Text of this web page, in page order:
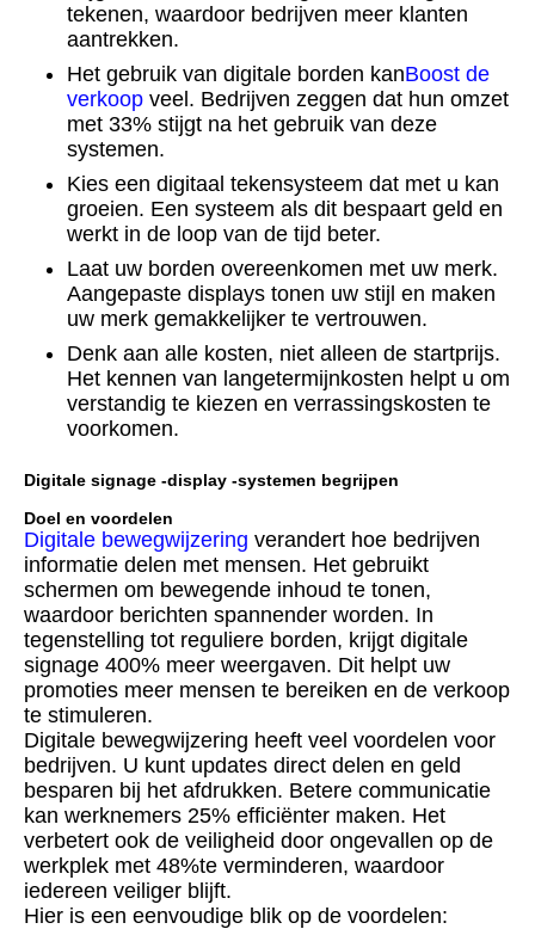
tekenen, waardoor bedrijven meer klanten
aantrekken.
Het gebruik van digitale borden kanBoost de
verkoop veel. Bedrijven zeggen dat hun omzet
met 33% stijgt na het gebruik van deze
systemen.
Kies een digitaal tekensysteem dat met u kan
groeien. Een systeem als dit bespaart geld en
werkt in de loop van de tijd beter.
Laat uw borden overeenkomen met uw merk.
Aangepaste displays tonen uw stijl en maken
uw merk gemakkelijker te vertrouwen.
Denk aan alle kosten, niet alleen de startprijs.
Het kennen van langetermijnkosten helpt u om
verstandig te kiezen en verrassingskosten te
voorkomen.
Digitale signage -display -systemen begrijpen
Doel en voordelen
Digitale bewegwijzering verandert hoe bedrijven
informatie delen met mensen. Het gebruikt
schermen om bewegende inhoud te tonen,
waardoor berichten spannender worden. In
tegenstelling tot reguliere borden, krijgt digitale
signage 400% meer weergaven. Dit helpt uw ​​
promoties meer mensen te bereiken en de verkoop
te stimuleren.
Digitale bewegwijzering heeft veel voordelen voor
bedrijven. U kunt updates direct delen en geld
besparen bij het afdrukken. Betere communicatie
kan werknemers 25% efficiënter maken. Het
verbetert ook de veiligheid door ongevallen op de
werkplek met 48%te verminderen, waardoor
iedereen veiliger blijft.
Hier is een eenvoudige blik op de voordelen: